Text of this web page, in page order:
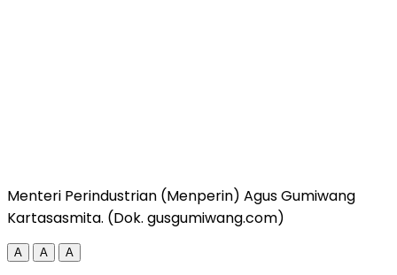
Menteri Perindustrian (Menperin) Agus Gumiwang
Kartasasmita. (Dok. gusgumiwang.com)
A A A